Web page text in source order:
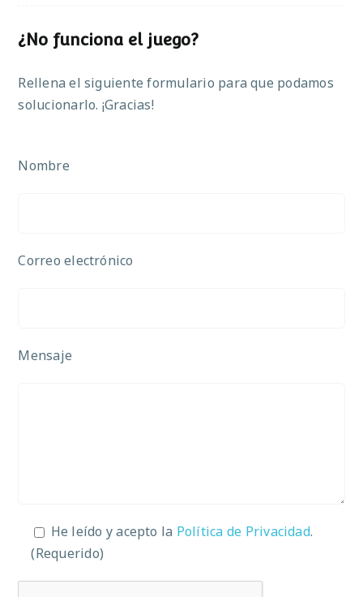
¿No funciona el juego?
Rellena el siguiente formulario para que podamos
solucionarlo. ¡Gracias!
Nombre
Correo electrónico
Mensaje
He leído y acepto la Política de Privacidad.
(Requerido)